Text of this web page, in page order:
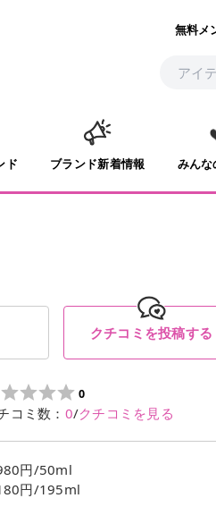
無料メ
ド ブランド新着情報 みん
クチコミを投稿する
0
コミ数： 0/クチコミを見る
円/50ml
円/195ml